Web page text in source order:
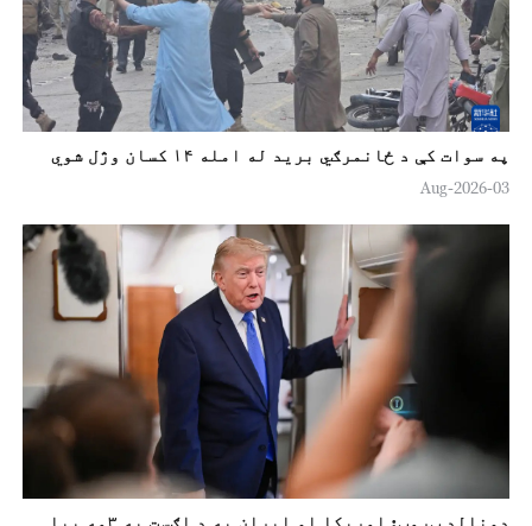
په سوات کې د ځانمرګي برید له امله ۱۴ کسان وژل شوي
03-Aug-2026
ډونالډ ټرمپ: امريکا او ايران به د اګست په ۳مه بیا